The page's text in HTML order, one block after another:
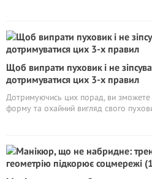
Щоб випрати пуховик і не
дотримуватися цих 3-х правил
Дотримуючись цих порад, ви зможете
форму та охайний вигляд свого